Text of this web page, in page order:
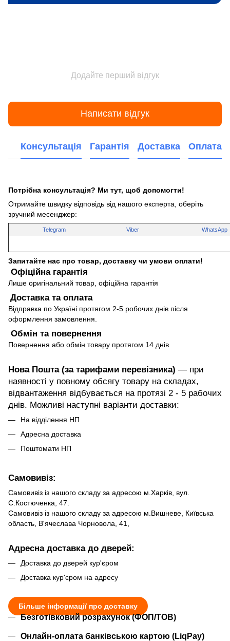
Додайте перший відгук
Написати відгук
Консультація Гарантія Доставка Оплата
Потрібна консультація? Ми тут, щоб допомогти!
Отримайте швидку відповідь від нашого експерта, оберіть
зручний месенджер:
Telegram Viber WhatsApp
Запитайте нас про товар, доставку чи умови оплати!
Офіційна гарантія
Лише оригінальний товар, офіційна гарантія
Доставка та оплата
Відправка по Україні протягом 2-5 робочих днів після
оформлення замовлення.
Обмін та повернення
Повернення або обмін товару протягом 14 днів
Нова Пошта (за тарифами перевізника) — при
наявності у повному обсягу товару на складах,
відвантаження відбувається на протязі 2 - 5 рабочих
днів. Можливі наступні варіанти доставки:
На відділення НП
Адресна доставка
Поштомати НП
Самовивіз:
Самовивіз із нашого складу за адресою м.Харків, вул.
С.Костюченка, 47.
Самовивіз із нашого складу за адресою м.Вишневе, Київська
область, В'ячеслава Чорновола, 41,
Адресна доставка до дверей:
Доставка до дверей кур'єром
Доставка кур'єром на адресу
Більше інформації про доставку
Безготівковий розрахунок (ФОП/ТОВ)
Онлайн-оплата банківською картою (LiqPay)